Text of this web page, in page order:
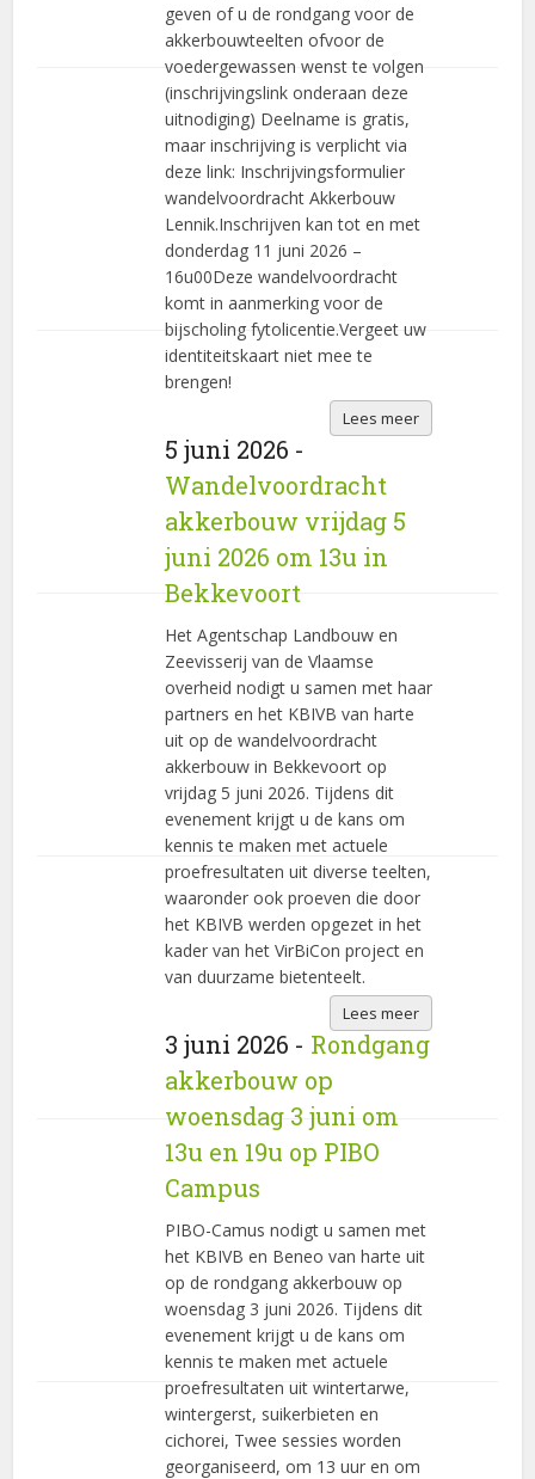
geven of u de rondgang voor de
akkerbouwteelten ofvoor de
voedergewassen wenst te volgen
(inschrijvingslink onderaan deze
uitnodiging) Deelname is gratis,
maar inschrijving is verplicht via
deze link: Inschrijvingsformulier
wandelvoordracht Akkerbouw
Lennik.Inschrijven kan tot en met
donderdag 11 juni 2026 –
16u00Deze wandelvoordracht
komt in aanmerking voor de
bijscholing fytolicentie.Vergeet uw
identiteitskaart niet mee te
brengen!
Lees meer
5 juni 2026 -
Wandelvoordracht
akkerbouw vrijdag 5
juni 2026 om 13u in
Bekkevoort
Het Agentschap Landbouw en
Zeevisserij van de Vlaamse
overheid nodigt u samen met haar
partners en het KBIVB van harte
uit op de wandelvoordracht
akkerbouw in Bekkevoort op
vrijdag 5 juni 2026. Tijdens dit
evenement krijgt u de kans om
kennis te maken met actuele
proefresultaten uit diverse teelten,
waaronder ook proeven die door
het KBIVB werden opgezet in het
kader van het VirBiCon project en
van duurzame bietenteelt.
Lees meer
3 juni 2026 - Rondgang
akkerbouw op
woensdag 3 juni om
13u en 19u op PIBO
Campus
PIBO-Camus nodigt u samen met
het KBIVB en Beneo van harte uit
op de rondgang akkerbouw op
woensdag 3 juni 2026. Tijdens dit
evenement krijgt u de kans om
kennis te maken met actuele
proefresultaten uit wintertarwe,
wintergerst, suikerbieten en
cichorei, Twee sessies worden
georganiseerd, om 13 uur en om